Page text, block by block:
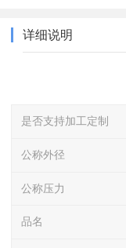
详细说明
是否支持加工定制
公称外径
公称压力
品名